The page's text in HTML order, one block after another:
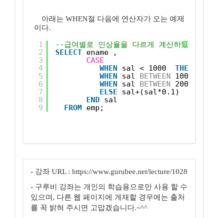
아래는 WHEN절 다음에 연산자가 오는 예제
이다.
?
1
2
3
4
5
6
7
8
9
--급여별로 인상율을 다르게 계산하였다.
SELECT ename ,
CASE
WHEN sal < 1000 THEN
WHEN sal BETWEEN 1000
WHEN sal BETWEEN 2001
ELSE
sal+(sal*0.1)
END sal
FROM emp;
- 강좌 URL : https://www.gurubee.net/lecture/1028
- 구루비 강좌는 개인의 학습용으로만 사용 할 수
있으며, 다른 웹 페이지에 게재할 경우에는 출처
를 꼭 밝혀 주시면 고맙겠습니다.~^^